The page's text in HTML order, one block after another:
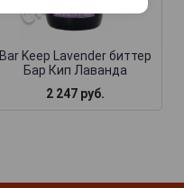
Bar Keep Lavender биттер
Бар Кип Лаванда
2 247 руб.